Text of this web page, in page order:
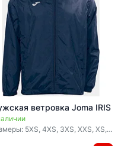
ветровка Joma IRIS
Размеры: 5XS, 4XS, 3XS, XXS, XS,